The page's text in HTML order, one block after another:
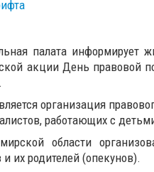
палата информирует
акции День правовой
организация
работающих с
области
их родителей (опекунов).